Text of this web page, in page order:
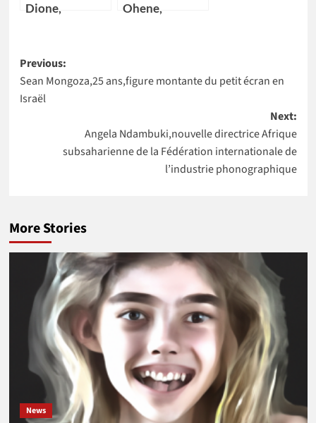
Dione,
de la Banque
mondiale pour
4 pays Africains
Ohene,
Ghana
Post
navigation
Previous:
Sean Mongoza,25 ans,figure montante du petit écran en
Israël
Next:
Angela Ndambuki,nouvelle directrice Afrique
subsaharienne de la Fédération internationale de
l’industrie phonographique
More Stories
News